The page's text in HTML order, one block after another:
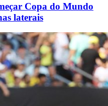
Copa do Mundo
laterais